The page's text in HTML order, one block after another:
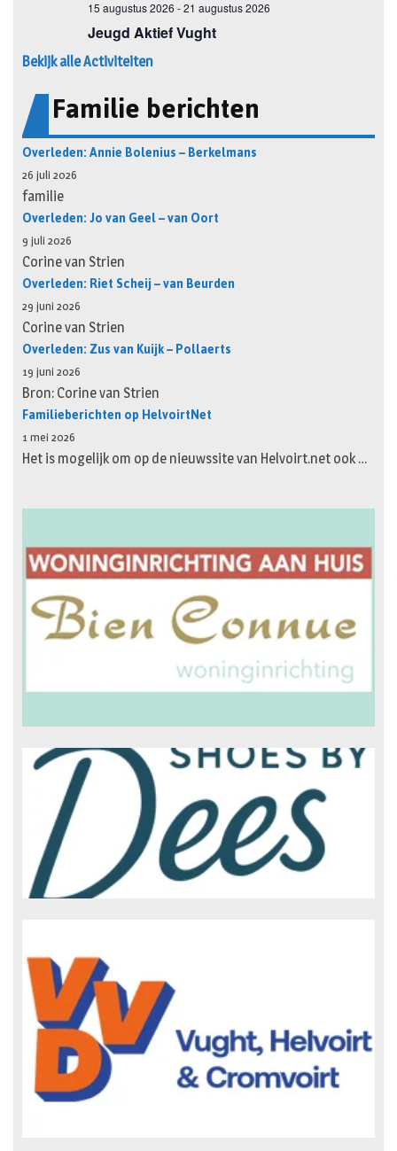
Bekijk alle Activiteiten
Familie berichten
Overleden: Annie Bolenius – Berkelmans
26 juli 2026
familie
Overleden: Jo van Geel – van Oort
9 juli 2026
Corine van Strien
Overleden: Riet Scheij – van Beurden
29 juni 2026
Corine van Strien
Overleden: Zus van Kuijk – Pollaerts
19 juni 2026
Bron: Corine van Strien
Familieberichten op HelvoirtNet
1 mei 2026
Het is mogelijk om op de nieuwssite van Helvoirt.net ook …